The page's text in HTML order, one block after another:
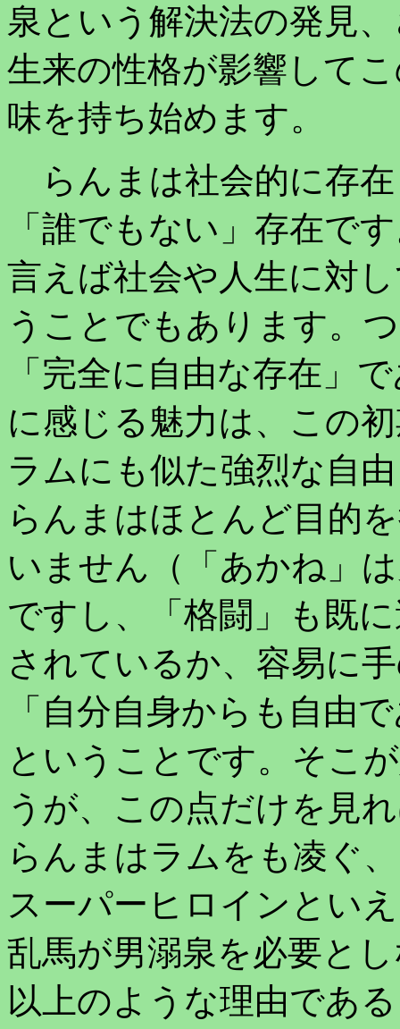
泉という解決法の発見
生来の性格が影響して
味を持ち始めます。
らんまは社会的に存
「誰でもない」存在で
言えば社会や人生に対
うことでもあります。
「完全に自由な存在」
に感じる魅力は、この
ラムにも似た強烈な自
らんまはほとんど目的
いません（「あかね」
ですし、「格闘」も既
されているか、容易に
「自分自身からも自由
ということです。そこ
うが、この点だけを見
らんまはラムをも凌ぐ
スーパーヒロインとい
乱馬が男溺泉を必要と
以上のような理由であ